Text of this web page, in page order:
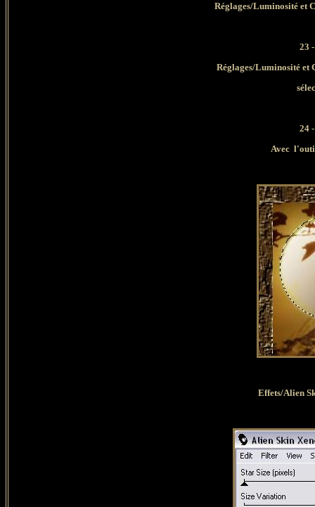
Réglages/Luminosité et
23
Réglages/Luminosité et
24
Avec
Effets/Alien